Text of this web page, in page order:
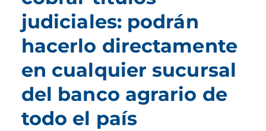
judiciales: podrán
hacerlo directamente
en cualquier sucursal
del banco agrario de
todo el país